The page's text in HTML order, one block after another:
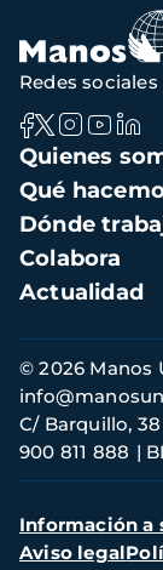
Navegación
principal
Quienes
Qué
Dónde
Colabora
Actualidad
Redes sociales
Información
de
contacto
© 2026 Manos
C/ Barquillo,
900 811 888
Menú
secundario
Información a
Aviso legal